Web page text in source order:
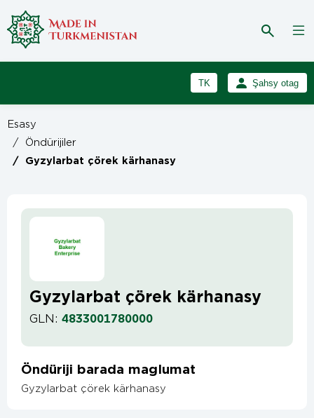
TK
RU
Şahsy otag
Esasy
/
Öndürijiler
/ Gyzylarbat çörek kärhanasy
Gyzylarbat çörek kärhanasy
GLN: 4833001780000
Öndüriji barada maglumat
Gyzylarbat çörek kärhanasy